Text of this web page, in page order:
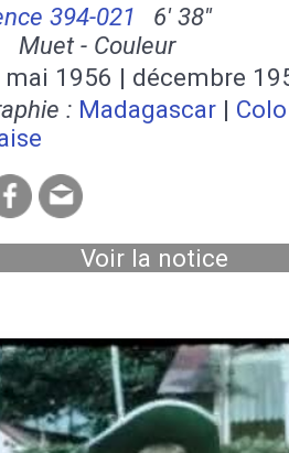
394-021
6' 38''
Muet - Couleur
mai 1956 | décembre
: Madagascar |
Voir la notice